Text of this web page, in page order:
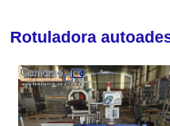
Rotuladora